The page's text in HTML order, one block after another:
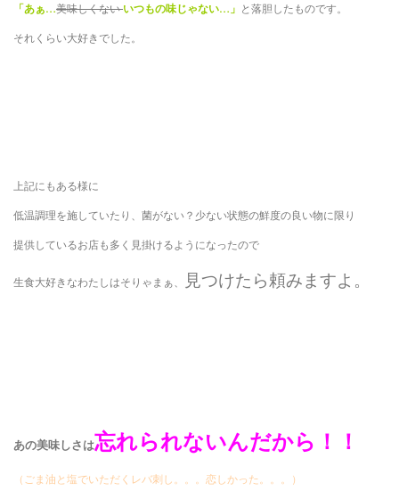
「あぁ…美味しくないいつもの味じゃない…」 と落胆したものです。
それくらい大好きでした。
上記にもある様に
低温調理を施していたり、菌がない？少ない状態の鮮度の良い物に限り
提供しているお店も多く見掛けるようになったので
生食大好きなわたしはそりゃまぁ、 見つけたら頼みますよ。
あの美味しさは忘れられないんだから！！
（ごま油と塩でいただくレバ刺し。。。恋しかった。。。）